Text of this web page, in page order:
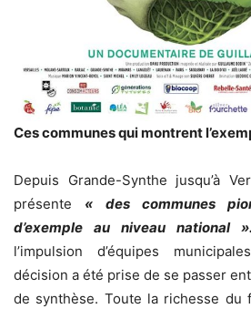
Ces communes qui montrent
Depuis Grande-Synthe jusqu’à
présente « des communes
d’exemple au niveau national
l’impulsion d’équipes
décision a été prise de se passer
de synthèse. Toute la richesse du